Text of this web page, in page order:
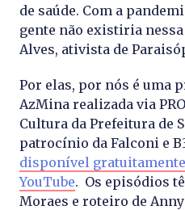
de saúde. Com a
gente não existiria nessa
Alves, ativista de
Por elas, por nós é uma
AzMina realizada via
Cultura da Prefeitura de
patrocínio da Falconi e
disponível
YouTube. Os episódios
Moraes e roteiro de